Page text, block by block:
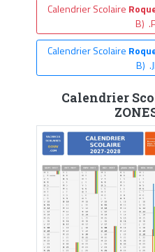
Calendrier Scolaire
B)
Calendrier Scolaire
B)
Calendrier